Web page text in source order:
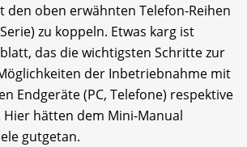
den oben erwähnten Telefon-Reihen
zu koppeln. Etwas karg ist
das die wichtigsten Schritte zur
der Inbetriebnahme mit
Endgeräte (PC, Telefone) respektive
Hier hätten dem Mini-Manual
gutgetan.